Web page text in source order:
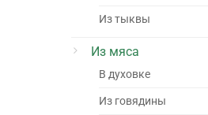
Из тыквы
Из мяса
В духовке
Из говядины